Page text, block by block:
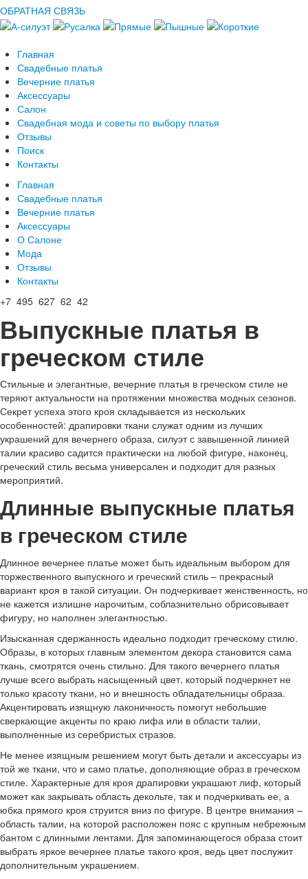
ОБРАТНАЯ СВЯЗЬ
Главная
Свадебные платья
Вечерние платья
Аксессуары
Салон
Свадебная мода и советы по выбору платья
Отзывы
Поиск
Контакты
Главная
Свадебные платья
Вечерние платья
Аксессуары
О Салоне
Мода
Отзывы
Контакты
+7 495 627 62 42
Выпускные платья в
греческом стиле
Стильные и элегантные, вечерние платья в греческом стиле не
теряют актуальности на протяжении множества модных сезонов.
Секрет успеха этого кроя складывается из нескольких
особенностей: драпировки ткани служат одним из лучших
украшений для вечернего образа, силуэт с завышенной линией
талии красиво садится практически на любой фигуре, наконец,
греческий стиль весьма универсален и подходит для разных
мероприятий.
Длинные выпускные платья
в греческом стиле
Длинное вечернее платье может быть идеальным выбором для
торжественного выпускного и греческий стиль – прекрасный
вариант кроя в такой ситуации. Он подчеркивает женственность, но
не кажется излишне нарочитым, соблазнительно обрисовывает
фигуру, но наполнен элегантностью.
Изысканная сдержанность идеально подходит греческому стилю.
Образы, в которых главным элементом декора становится сама
ткань, смотрятся очень стильно. Для такого вечернего платья
лучше всего выбрать насыщенный цвет, который подчеркнет не
только красоту ткани, но и внешность обладательницы образа.
Акцентировать изящную лаконичность помогут небольшие
сверкающие акценты по краю лифа или в области талии,
выполненные из серебристых стразов.
Не менее изящным решением могут быть детали и аксессуары из
той же ткани, что и само платье, дополняющие образ в греческом
стиле. Характерные для кроя драпировки украшают лиф, который
может как закрывать область декольте, так и подчеркивать ее, а
юбка прямого кроя струится вниз по фигуре. В центре внимания –
область талии, на которой расположен пояс с крупным небрежным
бантом с длинными лентами. Для запоминающегося образа стоит
выбрать яркое вечернее платье такого кроя, ведь цвет послужит
дополнительным украшением.